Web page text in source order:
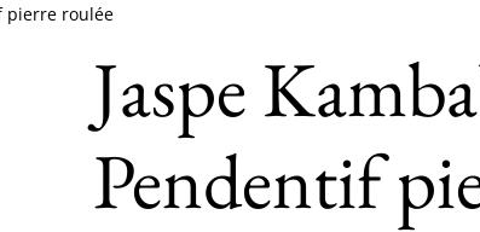
pierre roulée
Jaspe
Pendentif